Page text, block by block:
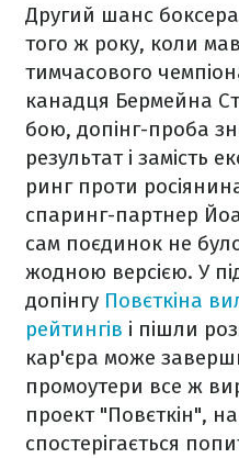
Другий шанс
того ж року, коли мав
тимчасового
канадця Бермейна
бою, допінг-проба
результат і замість
ринг проти
спаринг-партнер
сам поєдинок не
жодною версією. У
допінгу Повєткіна
рейтингів і пішли
кар'єра може
промоутери все ж
проект "Повєткін", на
спостерігається